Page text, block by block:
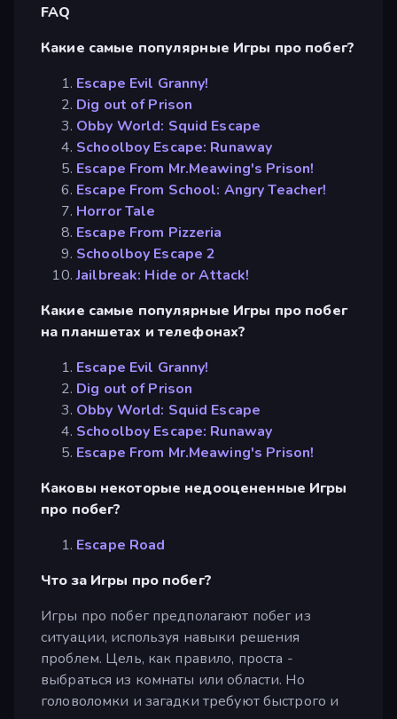
FAQ
Какие самые популярные Игры про побег?
Escape Evil Granny!
Dig out of Prison
Obby World: Squid Escape
Schoolboy Escape: Runaway
Escape From Mr.Meawing's Prison!
Escape From School: Angry Teacher!
Horror Tale
Escape From Pizzeria
Schoolboy Escape 2
Jailbreak: Hide or Attack!
Какие самые популярные Игры про побег
на планшетах и телефонах?
Escape Evil Granny!
Dig out of Prison
Obby World: Squid Escape
Schoolboy Escape: Runaway
Escape From Mr.Meawing's Prison!
Каковы некоторые недооцененные Игры
про побег?
Escape Road
Что за Игры про побег?
Игры про побег предполагают побег из
ситуации, используя навыки решения
проблем. Цель, как правило, проста -
выбраться из комнаты или области. Но
головоломки и загадки требуют быстрого и